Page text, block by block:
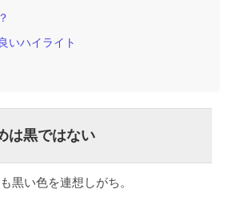
いハイライト
は黒ではない
黒い色を連想しがち。